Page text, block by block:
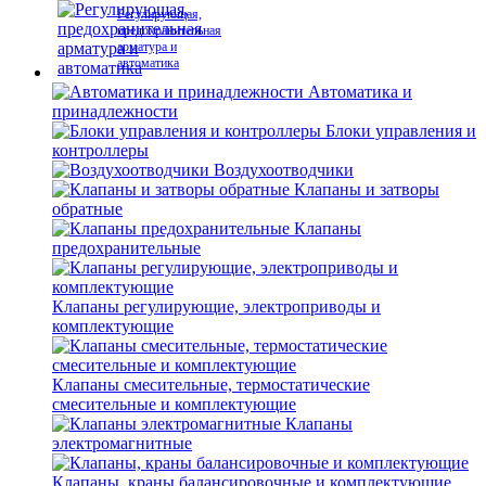
Регулирующая,
предохранительная
арматура и
автоматика
Автоматика и
принадлежности
Блоки управления и
контроллеры
Воздухоотводчики
Клапаны и затворы
обратные
Клапаны
предохранительные
Клапаны регулирующие, электроприводы и
комплектующие
Клапаны смесительные, термостатические
смесительные и комплектующие
Клапаны
электромагнитные
Клапаны, краны балансировочные и комплектующие